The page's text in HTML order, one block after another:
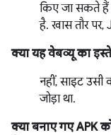
किए जा सकते हैं
है. खास तौर
क्या यह वेबव्यू का
नहीं, साइट उसी
जोड़ा था.
क्या बनाए गए APK